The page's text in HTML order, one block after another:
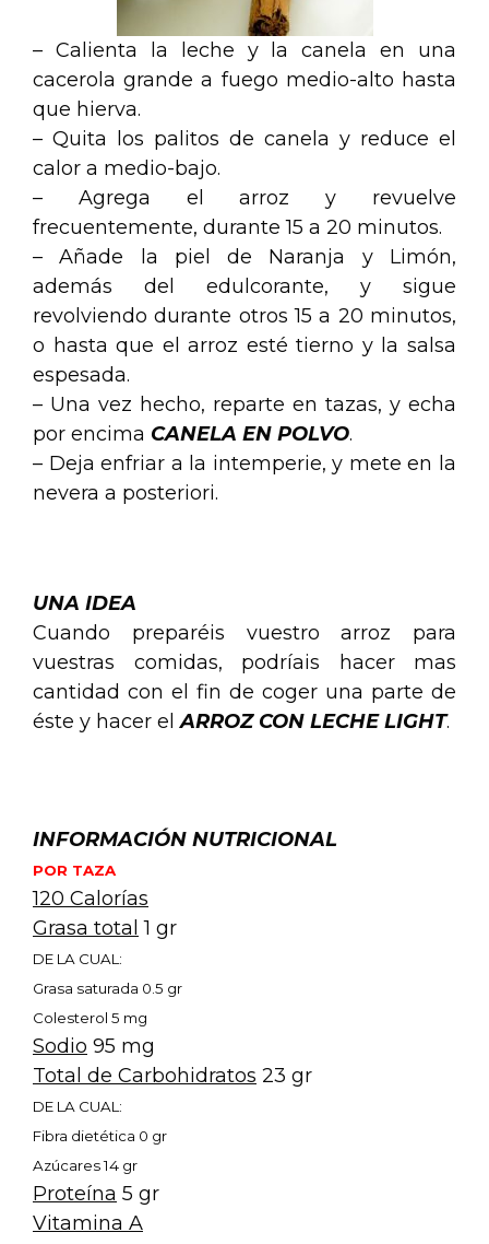
– Calienta la leche y la canela en una
cacerola grande a fuego medio-alto hasta
que hierva.
– Quita los palitos de canela y reduce el
calor a medio-bajo.
– Agrega el arroz y revuelve
frecuentemente, durante 15 a 20 minutos.
– Añade la piel de Naranja y Limón,
además del edulcorante, y sigue
revolviendo durante otros 15 a 20 minutos,
o hasta que el arroz esté tierno y la salsa
espesada.
– Una vez hecho, reparte en tazas, y echa
por encima CANELA EN POLVO.
– Deja enfriar a la intemperie, y mete en la
nevera a posteriori.
UNA IDEA
Cuando preparéis vuestro arroz para
vuestras comidas, podríais hacer mas
cantidad con el fin de coger una parte de
éste y hacer elARROZ CON LECHE LIGHT.
INFORMACIÓN NUTRICIONAL
POR TAZA
120 Calorías
Grasa total 1 gr
DE LA CUAL:
Grasa saturada 0.5 gr
Colesterol 5 mg
Sodio 95 mg
Total de Carbohidratos 23 gr
DE LA CUAL:
Fibra dietética 0 gr
Azúcares 14 gr
Proteína 5 gr
Vitamina A